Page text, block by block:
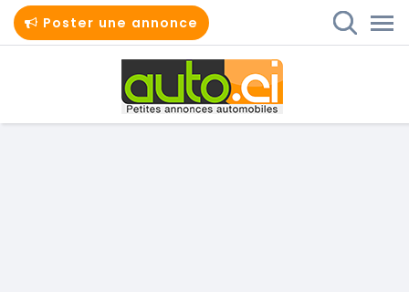
Poster une annonce